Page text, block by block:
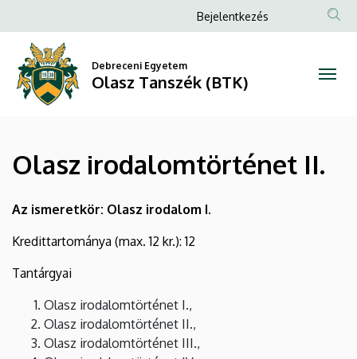
irodalomtörténet
II.
Olasz
Tanszék
(BTK)
a
tartalomra
Anonim
menüje
Bejelentkezés
Debreceni Egyetem
Olasz Tanszék (BTK)
Olasz irodalomtörténet II.
Az ismeretkör: Olasz irodalom I.
Kredittartománya (max. 12 kr.): 12
Tantárgyai
Olasz irodalomtörténet I.,
Olasz irodalomtörténet II.,
Olasz irodalomtörténet III.,